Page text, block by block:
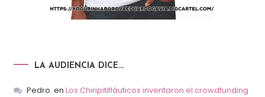
LA AUDIENCIA DICE…
Pedro. en Los Chiripitifláuticos inventaron el crowdfunding